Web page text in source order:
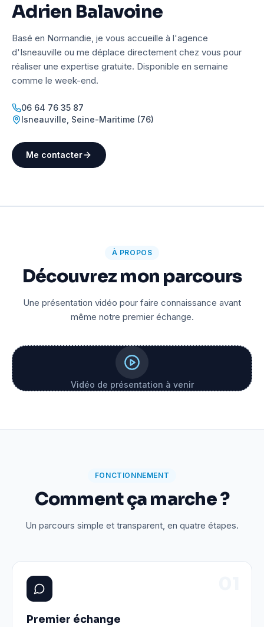
Adrien Balavoine
Basé en Normandie, je vous accueille à l'agence
d'Isneauville ou me déplace directement chez vous pour
réaliser une expertise gratuite. Disponible en semaine
comme le week-end.
06 64 76 35 87
Isneauville Seine-Maritime (76)
Me contacter
À PROPOS
Découvrez mon parcours
Une présentation vidéo pour faire connaissance avant
même notre premier échange.
Vidéo de présentation à venir
FONCTIONNEMENT
Comment ça marche ?
Un parcours simple et transparent, en quatre étapes.
Premier échange